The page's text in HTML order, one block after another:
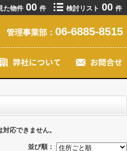
た物件 00 件 検討リスト 00 件
管理事業部： 06-6885-8515
応できません。
並び順：